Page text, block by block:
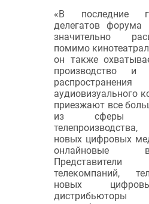
«В последние
делегатов форума
значительно
помимо
он также
производство
распространения
аудиовизуального
приезжают все
из сферы
новых цифровых
онлайновые
телекомпаний,
новых